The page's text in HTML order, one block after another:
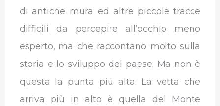
di antiche mura ed altre piccole tracce
difficili da percepire all’occhio meno
esperto, ma che raccontano molto sulla
storia e lo sviluppo del paese. Ma non è
questa la punta più alta. La vetta che
arriva più in alto è quella del Monte